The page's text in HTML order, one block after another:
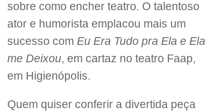
sobre como encher teatro. O talentoso
ator e humorista emplacou mais um
sucesso com Eu Era Tudo pra Ela e Ela
me Deixou, em cartaz no teatro Faap,
em Higienópolis.
Quem quiser conferir a divertida peça